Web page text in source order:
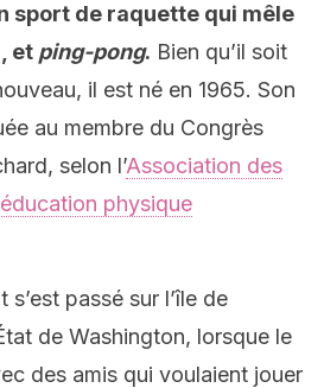
sport de raquette qui mêle
et ping-pong. Bien qu’il soit
il est né en 1965. Son
au membre du Congrès
selon l’Association des
physique
passé sur l’île de
de Washington, lorsque le
des amis qui voulaient jouer